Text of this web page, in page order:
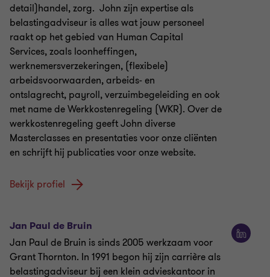
detail)handel, zorg. John zijn expertise als
belastingadviseur is alles wat jouw personeel
raakt op het gebied van Human Capital
Services, zoals loonheffingen,
werknemersverzekeringen, (flexibele)
arbeidsvoorwaarden, arbeids- en
ontslagrecht, payroll, verzuimbegeleiding en ook
met name de Werkkostenregeling (WKR). Over de
werkkostenregeling geeft John diverse
Masterclasses en presentaties voor onze cliënten
en schrijft hij publicaties voor onze website.
Bekijk profiel
Jan Paul de Bruin
Jan Paul de Bruin is sinds 2005 werkzaam voor
Grant Thornton. In 1991 begon hij zijn carrière als
belastingadviseur bij een klein advieskantoor in